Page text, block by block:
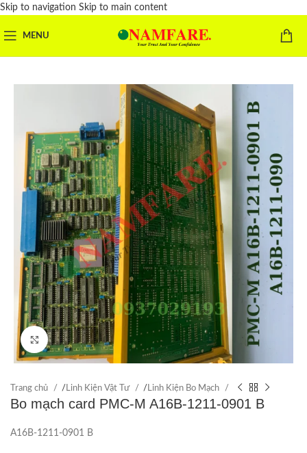
Skip to navigation Skip to main content
MENU
Click to enlarge
Trang chủ / Linh Kiện Vật Tư / Linh Kiện Bo Mạch
Bo mạch card PMC-M A16B-1211-0901 B
A16B-1211-0901 B